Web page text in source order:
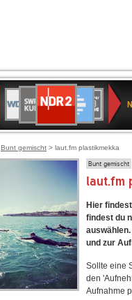
Deutschlandfunk
80er
90er
OLDIE
ANTENNE
SWR3
WDR
4
BR-
KLASSIK
Deutschlandfunk
Kultur
ANTENNE
BAYERN
2
Kultur
2
Bunt gemischt > laut.fm plastikmekka
Bunt gemischt
laut.fm
Hier
findest du
und zur
Sollte eine
den
Aufnahme